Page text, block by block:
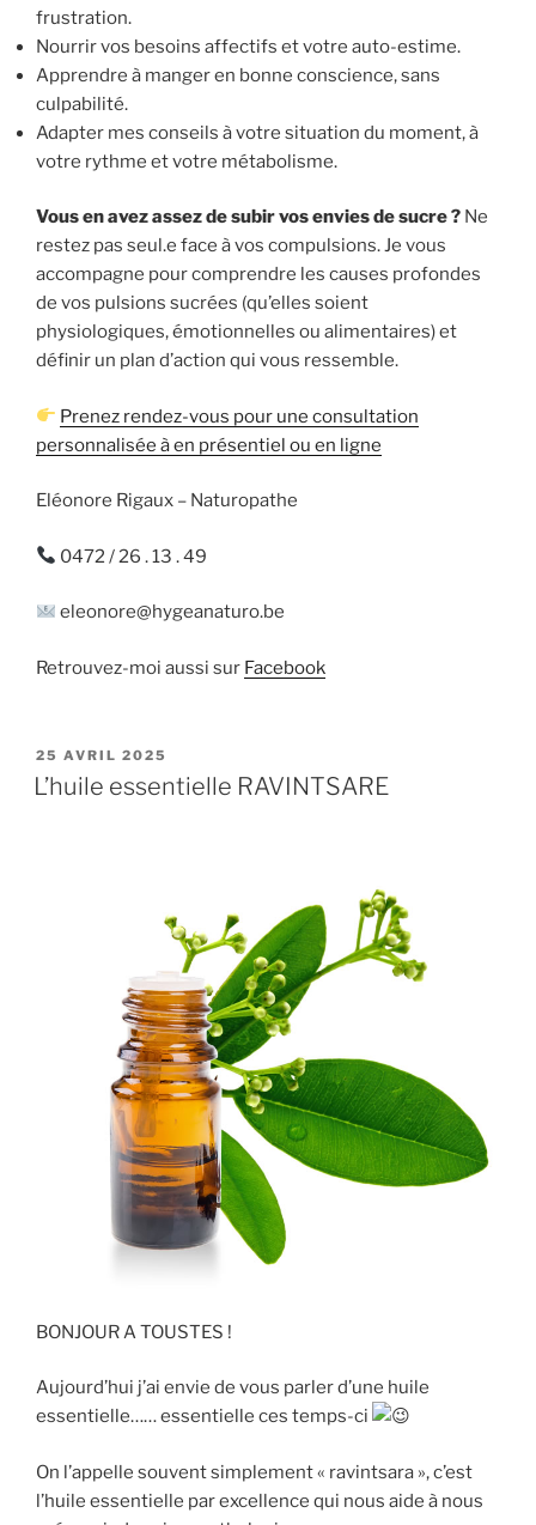
frustration.
Nourrir vos besoins affectifs et votre auto-estime.
Apprendre à manger en bonne conscience, sans
culpabilité.
Adapter mes conseils à votre situation du moment, à
votre rythme et votre métabolisme.
Vous en avez assez de subir vos envies de sucre ? Ne
restez pas seul.e face à vos compulsions. Je vous
accompagne pour comprendre les causes profondes
de vos pulsions sucrées (qu’elles soient
physiologiques, émotionnelles ou alimentaires) et
définir un plan d’action qui vous ressemble.
Prenez rendez-vous pour une consultation
personnalisée à en présentiel ou en ligne
Eléonore Rigaux – Naturopathe
0472 / 26 . 13 . 49
eleonore@hygeanaturo.be
Retrouvez-moi aussi sur Facebook
PUBLIÉ
LE
25 AVRIL 2025
L’huile essentielle RAVINTSARE
BONJOUR A TOUSTES !
Aujourd’hui j’ai envie de vous parler d’une huile
essentielle…… essentielle ces temps-ci
On l’appelle souvent simplement « ravintsara », c’est
l’huile essentielle par excellence qui nous aide à nous